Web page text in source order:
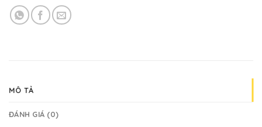
MÔ TẢ
ĐÁNH GIÁ (0)